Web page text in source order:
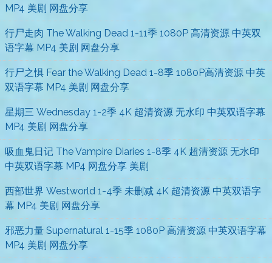
MP4 美剧 网盘分享
行尸走肉 The Walking Dead 1-11季 1080P 高清资源 中英双
语字幕 MP4 美剧 网盘分享
行尸之惧 Fear the Walking Dead 1-8季 1080P高清资源 中英
双语字幕 MP4 美剧 网盘分享
星期三 Wednesday 1-2季 4K 超清资源 无水印 中英双语字幕
MP4 美剧 网盘分享
吸血鬼日记 The Vampire Diaries 1-8季 4K 超清资源 无水印
中英双语字幕 MP4 网盘分享 美剧
西部世界 Westworld 1-4季 未删减 4K 超清资源 中英双语字
幕 MP4 美剧 网盘分享
邪恶力量 Supernatural 1-15季 1080P 高清资源 中英双语字幕
MP4 美剧 网盘分享